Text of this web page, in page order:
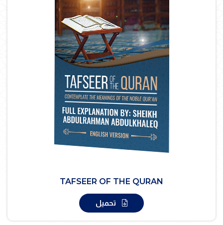
TAFSEER OF THE QURAN
تحميل